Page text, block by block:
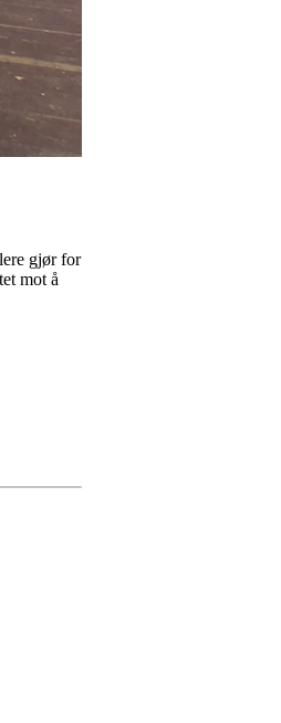
gjør for
mot å